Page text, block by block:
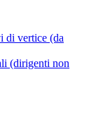
di vertice (da
(dirigenti non